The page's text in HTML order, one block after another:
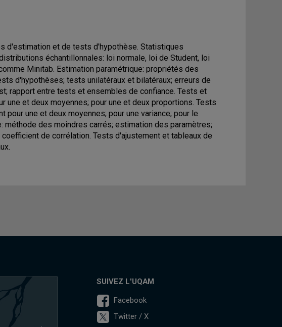
d'estimation et de tests d'hypothèse. Statistiques
échantillonnales: loi normale, loi de Student, loi
Minitab. Estimation paramétrique: propriétés des
d'hypothèses; tests unilatéraux et bilatéraux; erreurs de
rapport entre tests et ensembles de confiance. Tests et
une et deux moyennes; pour une et deux proportions. Tests
une et deux moyennes; pour une variance; pour le
des moindres carrés; estimation des paramètres;
de corrélation. Tests d'ajustement et tableaux de
SUIVEZ L'UQAM
Facebook
Twitter / X